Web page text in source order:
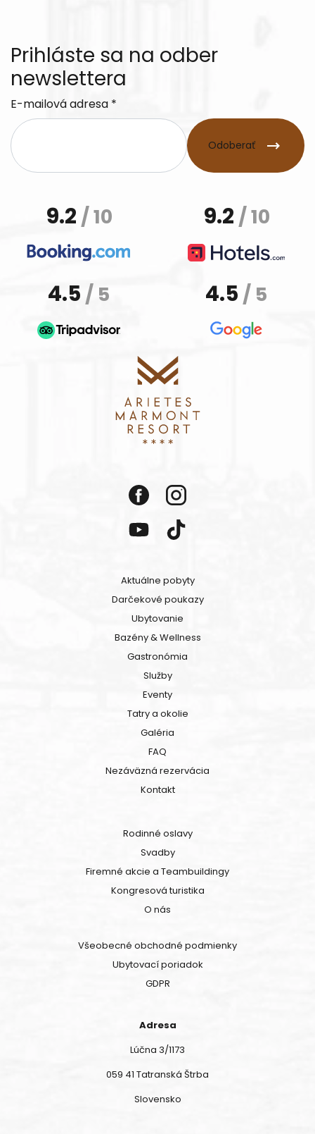
Prihláste sa na odber
newslettera
E-mailová adresa *
Odoberať
9.2 / 10 9.2 / 10
4.5 / 5 4.5 / 5
Aktuálne pobyty
Darčekové poukazy
Ubytovanie
Bazény & Wellness
Gastronómia
Služby
Eventy
Tatry a okolie
Galéria
FAQ
Nezáväzná rezervácia
Kontakt
Rodinné oslavy
Svadby
Firemné akcie a Teambuildingy
Kongresová turistika
O nás
Všeobecné obchodné podmienky
Ubytovací poriadok
GDPR
Adresa
Lúčna 3/1173
059 41 Tatranská Štrba
Slovensko